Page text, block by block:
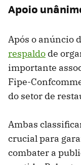
Apoio
Após o anúncio
respaldo de
importante
Fipe-
do setor de
Ambas
crucial para
combater a